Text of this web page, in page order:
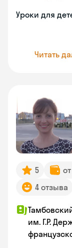
Уроки для
Читать
5
4 отзыва
им. Г.Р.